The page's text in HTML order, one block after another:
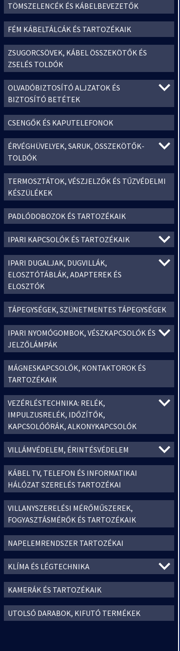
TÖMSZELENCÉK ÉS KÁBELBEVEZETŐK
FÉM KÁBELTÁLCÁK ÉS TARTOZÉKAIK
ZSUGORCSÖVEK, KÁBEL ÖSSZEKÖTŐK ÉS
ZSELÉS TOLDÓK
OLVADÓBIZTOSÍTÓ ALJZATOK ÉS
BIZTOSÍTÓ BETÉTEK
CSENGŐK ÉS KAPUTELEFONOK
ÉRVÉGHÜVELYEK, SARUK, ÖSSZEKÖTŐK-
TOLDÓK
TERMOSZTÁTOK, VÉSZJELZŐK ÉS TŰZVÉDELMI
KÉSZÜLÉKEK
PADLÓDOBOZOK ÉS TARTOZÉKAIK
IPARI KAPCSOLÓK ÉS TARTOZÉKAIK
IPARI DUGALJAK, DUGVILLÁK,
ELOSZTÓTÁBLÁK, ADAPTEREK ÉS
ELOSZTÓK
TÁPEGYSÉGEK, SZÜNETMENTES TÁPEGYSÉGEK
IPARI NYOMÓGOMBOK, VÉSZKAPCSOLÓK ÉS
JELZŐLÁMPÁK
MÁGNESKAPCSOLÓK, KONTAKTOROK ÉS
TARTOZÉKAIK
VEZÉRLÉSTECHNIKA: RELÉK,
IMPULZUSRELÉK, IDŐZÍTŐK,
KAPCSOLÓÓRÁK, ALKONYKAPCSOLÓK
VILLÁMVÉDELEM, ÉRINTÉSVÉDELEM
KÁBEL TV, TELEFON ÉS INFORMATIKAI
HÁLÓZAT SZERELÉS TARTOZÉKAI
VILLANYSZERELÉSI MÉRŐMŰSZEREK,
FOGYASZTÁSMÉRŐK ÉS TARTOZÉKAIK
NAPELEMRENDSZER TARTOZÉKAI
KLÍMA ÉS LÉGTECHNIKA
KAMERÁK ÉS TARTOZÉKAIK
UTOLSÓ DARABOK, KIFUTÓ TERMÉKEK